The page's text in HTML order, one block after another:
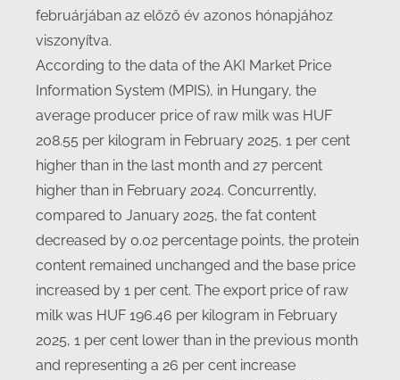
februárjában az előző év azonos hónapjához
viszonyítva.
According to the data of the AKI Market Price
Information System (MPIS), in Hungary, the
average producer price of raw milk was HUF
208.55 per kilogram in February 2025, 1 per cent
higher than in the last month and 27 percent
higher than in February 2024. Concurrently,
compared to January 2025, the fat content
decreased by 0.02 percentage points, the protein
content remained unchanged and the base price
increased by 1 per cent. The export price of raw
milk was HUF 196.46 per kilogram in February
2025, 1 per cent lower than in the previous month
and representing a 26 per cent increase